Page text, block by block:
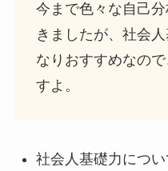
今まで色々な自己
きましたが、社会
なりおすすめなの
すよ。
社会人基礎力につ